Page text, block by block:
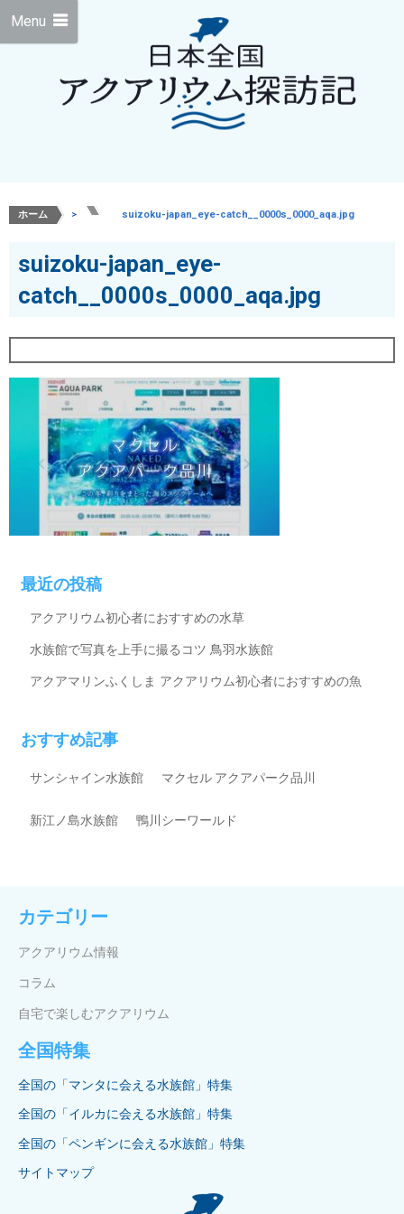
Menu
ホーム > > suizoku-japan_eye-catch__0000s_0000_aqa.jpg
suizoku-japan_eye-
catch__0000s_0000_aqa.jpg
最近の投稿
アクアリウム初心者におすすめの水草
水族館で写真を上手に撮るコツ 鳥羽水族館
アクアマリンふくしま アクアリウム初心者におすすめの魚
おすすめ記事
サンシャイン水族館 マクセル アクアパーク品川
新江ノ島水族館 鴨川シーワールド
カテゴリー
アクアリウム情報
コラム
自宅で楽しむアクアリウム
全国特集
全国の「マンタに会える水族館」特集
全国の「イルカに会える水族館」特集
全国の「ペンギンに会える水族館」特集
サイトマップ